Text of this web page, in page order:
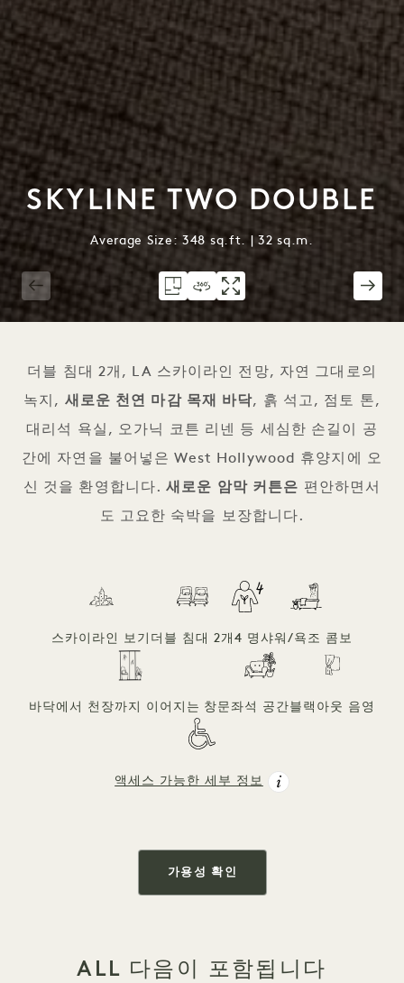
SKYLINE TWO DOUBLE
Average Size: 348 sq.ft. | 32 sq.m.
더블 침대 2개, LA 스카이라인 전망, 자연 그대로의
녹지, 새로운 천연 마감 목재 바닥, 흙 석고, 점토 톤,
대리석 욕실, 오가닉 코튼 리넨 등 세심한 손길이 공
간에 자연을 불어넣은 West Hollywood 휴양지에 오
신 것을 환영합니다.새로운 암막 커튼은 편안하면서
도 고요한 숙박을 보장합니다.
스카이라인 보기 더블 침대 2개 4 명 샤워/욕조 콤보
바닥에서 천장까지 이어지는 창문좌석 공간블랙아웃 음영
액세스 가능한 세부 정보
가용성 확인
ALL 다음이 포함됩니다